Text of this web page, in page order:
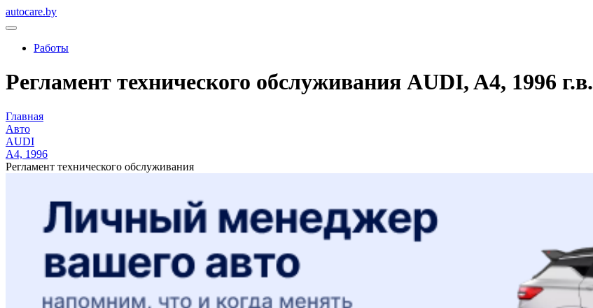
autocare.by
Работы
Регламент технического обслуживания AUDI, A4, 1996 г.в.
Главная
Авто
AUDI
A4, 1996
Регламент технического обслуживания